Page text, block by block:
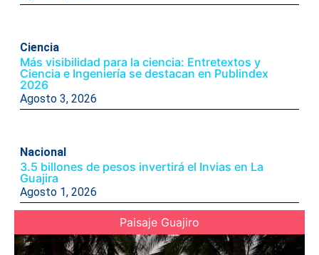
Ciencia
Más visibilidad para la ciencia: Entretextos y
Ciencia e Ingeniería se destacan en Publindex
2026
Agosto 3, 2026
Nacional
3.5 billones de pesos invertirá el Invias en La
Guajira
Agosto 1, 2026
Paisaje Guajiro